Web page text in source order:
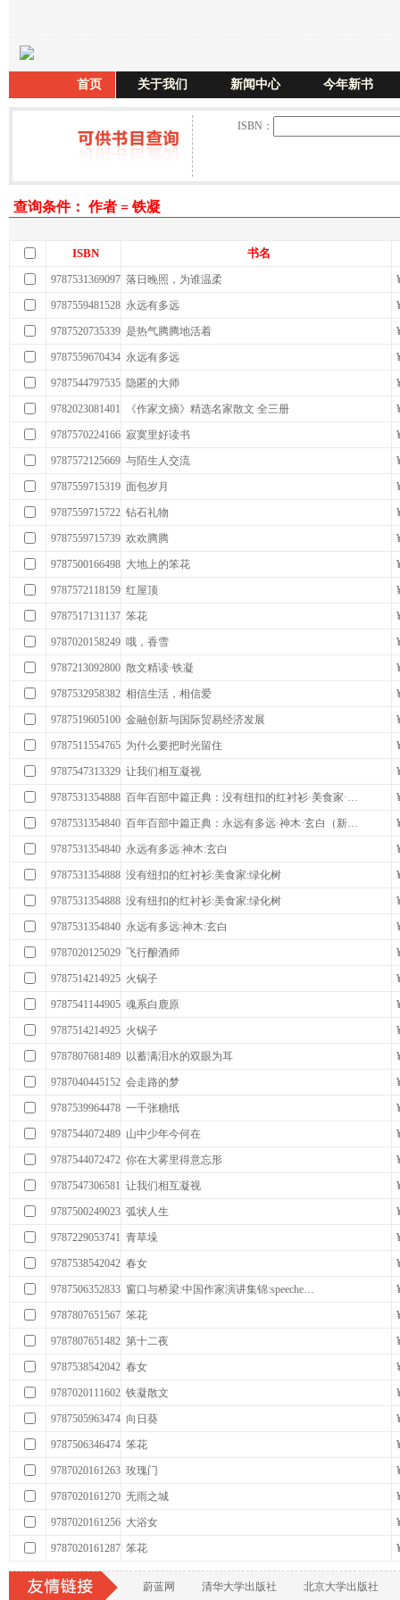
首页 关于我们 新闻中心 今年新书
ISBN：
查询条件： 作者 = 铁凝
ISBN 书名
9787531369097 落日晚照，为谁温柔
9787559481528 永远有多远
9787520735339 是热气腾腾地活着
9787559670434 永远有多远
9787544797535 隐匿的大师
9782023081401 《作家文摘》精选名家散文 全三册
9787570224166 寂寞里好读书
9787572125669 与陌生人交流
9787559715319 面包岁月
9787559715722 钻石礼物
9787559715739 欢欢腾腾
9787500166498 大地上的笨花
9787572118159 红屋顶
9787517131137 笨花
9787020158249 哦，香雪
9787213092800 散文精读·铁凝
9787532958382 相信生活，相信爱
9787519605100 金融创新与国际贸易经济发展
9787511554765 为什么要把时光留住
9787547313329 让我们相互凝视
9787531354888 百年百部中篇正典：没有纽扣的红衬衫·美食家·…
9787531354840 百年百部中篇正典：永远有多远·神木·玄白（新…
9787531354840 永远有多远:神木:玄白
9787531354888 没有纽扣的红衬衫:美食家:绿化树
9787531354888 没有纽扣的红衬衫:美食家:绿化树
9787531354840 永远有多远:神木:玄白
9787020125029 飞行酿酒师
9787514214925 火锅子
9787541144905 魂系白鹿原
9787514214925 火锅子
9787807681489 以蓄满泪水的双眼为耳
9787040445152 会走路的梦
9787539964478 一千张糖纸
9787544072489 山中少年今何在
9787544072472 你在大雾里得意忘形
9787547306581 让我们相互凝视
9787500249023 弧状人生
9787229053741 青草垛
9787538542042 春女
9787506352833 窗口与桥梁:中国作家演讲集锦:speeche…
9787807651567 笨花
9787807651482 第十二夜
9787538542042 春女
9787020111602 铁凝散文
9787505963474 向日葵
9787506346474 笨花
9787020161263 玫瑰门
9787020161270 无雨之城
9787020161256 大浴女
9787020161287 笨花
蔚蓝网 清华大学出版社 北京大学出版社